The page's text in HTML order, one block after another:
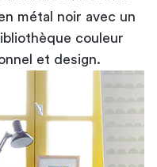
métal noir avec un
couleur
et design.